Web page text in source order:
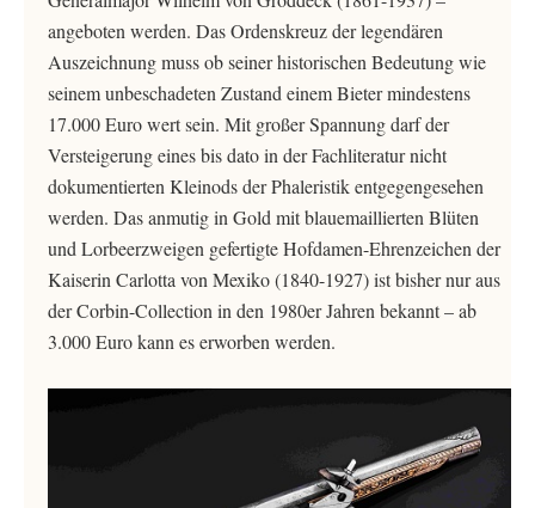
angeboten werden. Das Ordenskreuz der legendären
Auszeichnung muss ob seiner historischen Bedeutung wie
seinem unbeschadeten Zustand einem Bieter mindestens
17.000 Euro wert sein. Mit großer Spannung darf der
Versteigerung eines bis dato in der Fachliteratur nicht
dokumentierten Kleinods der Phaleristik entgegengesehen
werden. Das anmutig in Gold mit blauemaillierten Blüten
und Lorbeerzweigen gefertigte Hofdamen-Ehrenzeichen der
Kaiserin Carlotta von Mexiko (1840-1927) ist bisher nur aus
der Corbin-Collection in den 1980er Jahren bekannt – ab
3.000 Euro kann es erworben werden.